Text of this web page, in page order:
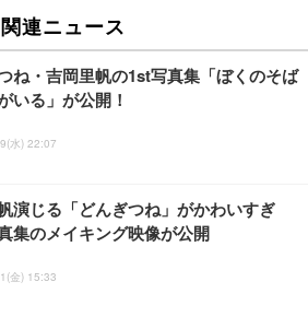
人間工学 疲れない ブラック
フィスチェア デスクチェア 疲れない テレ
ェア 強化バックレスト 30度ロッキング機
学 椅子 腰サポート 90度跳ね上げ式アーム
ゃれ パソコンチェア (ブラック)
フィスチェア デスクチェア 疲れない テレ
ェア 強化バックレスト 30度ロッキング機
学 椅子 腰サポート 90度跳ね上げ式アーム
27"ゲーミングモニター DualSense 充電
（CFI-ZDM1J）
品】Dell E2724HS 27インチ 液晶モニタ
（1920×1080）VA 非光沢 HDMI/DisplayP
ピーカー内蔵 高さ調整 スイベル VESA対
) ホワイト(吸収面:ライトブルー)
ライフ ネオ・オムツ L 中型犬用 26枚入
スマートベーシック) 【Amazon.co.jp
Basic アイリスオーヤマ ペットシーツ
徳用 ワイド 100枚入 (x 1) (ケース販売)
関連ニュース
ね・吉岡里帆の1st写真集「ぼくのそば
いる」が公開！
水) 22:07
演じる「どんぎつね」がかわいすぎ
集のメイキング映像が公開
金) 15:33